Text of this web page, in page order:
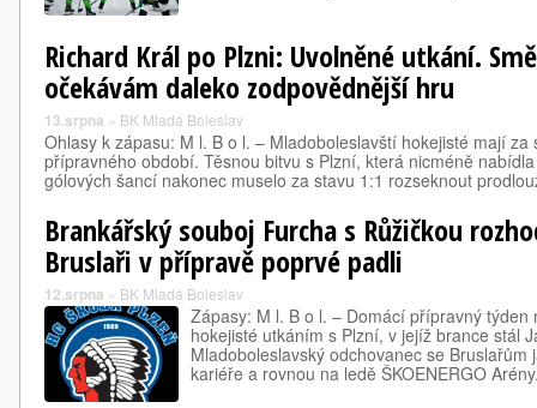
Richard Král po Plzni: Uvolněné utkání.
očekávám daleko zodpovědnější hru
13.srpna » BK Mladá Boleslav
Ohlasy k zápasu: M l. B o l. – Mladoboleslavští hokejisté mají
přípravného období. Těsnou bitvu s Plzní, která nicméně
gólových šancí nakonec muselo za stavu 1:1 rozseknout
Brankářský souboj Furcha s Růžičkou
Bruslaři v přípravě poprvé padli
12.srpna » BK Mladá Boleslav
Zápasy: M l. B o l. – Domácí přípravný týden
hokejisté utkáním s Plzní, v jejíž brance stál
Mladoboleslavský odchovanec se
kariéře a rovnou na ledě ŠKOENERGO